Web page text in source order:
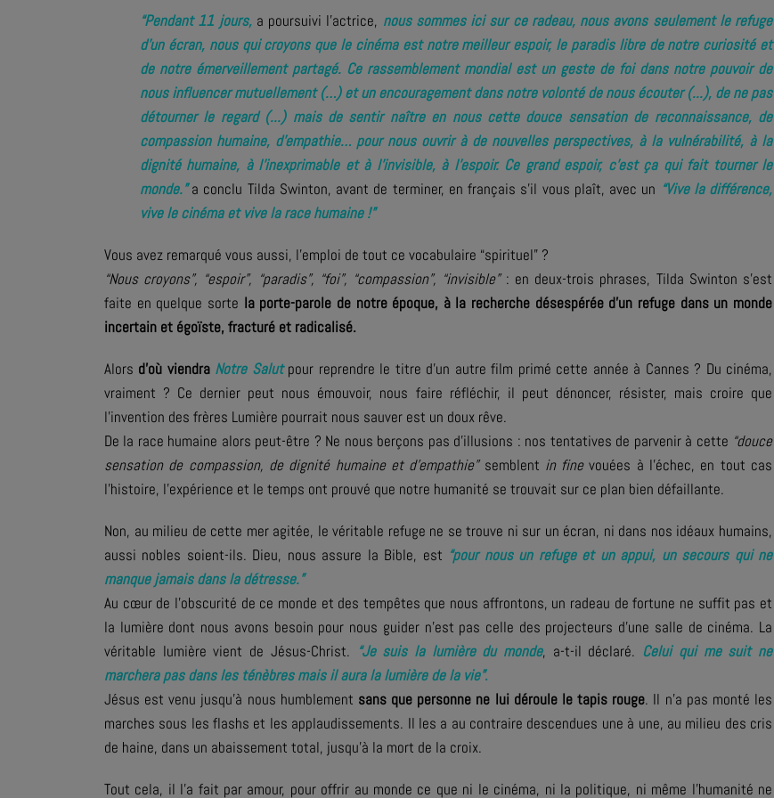
“Pendant 11 jours,a poursuivi l’actrice, nous sommes ici sur ce radeau, nous avons seulement le refuge
d’un écran, nous qui croyons que le cinéma est notre meilleur espoir, le paradis libre de notre curiosité et
de notre émerveillement partagé. Ce rassemblement mondial est un geste de foi dans notre pouvoir de
nous influencer mutuellement (…) et un encouragement dans notre volonté de nous écouter (...), de ne pas
détourner le regard (...) mais de sentir naître en nous cette douce sensation de reconnaissance, de
compassion humaine, d’empathie… pour nous ouvrir à de nouvelles perspectives, à la vulnérabilité, à la
dignité humaine, à l’inexprimable et à l’invisible, à l’espoir. Ce grand espoir, c’est ça qui fait tourner le
monde.” a conclu Tilda Swinton, avant de terminer, en français s’il vous plaît, avec un “Vive la différence,
vive le cinéma et vive la race humaine !”
Vous avez remarqué vous aussi, l’emploi de tout ce vocabulaire “spirituel” ?
“Nous croyons”, “espoir”, “paradis”, “foi”, “compassion”, “invisible”: en deux-trois phrases, Tilda Swinton s’est
faite en quelque sorte la porte-parole de notre époque, à la recherche désespérée d’un refuge dans un monde
incertain et égoïste, fracturé et radicalisé.
Alors d’où viendra Notre Salutpour reprendre le titre d’un autre film primé cette année à Cannes ? Du cinéma,
vraiment ? Ce dernier peut nous émouvoir, nous faire réfléchir, il peut dénoncer, résister, mais croire que
l’invention des frères Lumière pourrait nous sauver est un doux rêve.
De la race humaine alors peut-être ? Ne nous berçons pas d’illusions : nos tentatives de parvenir à cette “douce
sensation de compassion, de dignité humaine et d’empathie”semblent in finevouées à l’échec, en tout cas
l’histoire, l’expérience et le temps ont prouvé que notre humanité se trouvait sur ce plan bien défaillante.
Non, au milieu de cette mer agitée, le véritable refuge ne se trouve ni sur un écran, ni dans nos idéaux humains,
aussi nobles soient-ils. Dieu, nous assure la Bible, est “pour nous un refuge et un appui, un secours qui ne
manque jamais dans la détresse.”
Au cœur de l’obscurité de ce monde et des tempêtes que nous affrontons, un radeau de fortune ne suffit pas et
la lumière dont nous avons besoin pour nous guider n'est pas celle des projecteurs d’une salle de cinéma. La
véritable lumière vient de Jésus-Christ. “Je suis la lumière du monde, a-t-il déclaré. Celui qui me suit ne
marchera pas dans les ténèbres mais il aura la lumière de la vie”.
Jésus est venu jusqu’à nous humblement sans que personne ne lui déroule le tapis rouge. Il n’a pas monté les
marches sous les flashs et les applaudissements. Il les a au contraire descendues une à une, au milieu des cris
de haine, dans un abaissement total, jusqu’à la mort de la croix.
Tout cela, il l’a fait par amour, pour offrir au monde ce que ni le cinéma, ni la politique, ni même l’humanité ne